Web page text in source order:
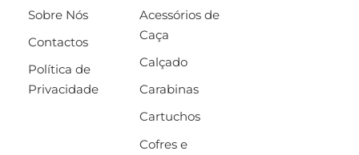
Sobre Nós
Contactos
Política de
Privacidade
Acessórios de
Caça
Calçado
Carabinas
Cartuchos
Cofres e